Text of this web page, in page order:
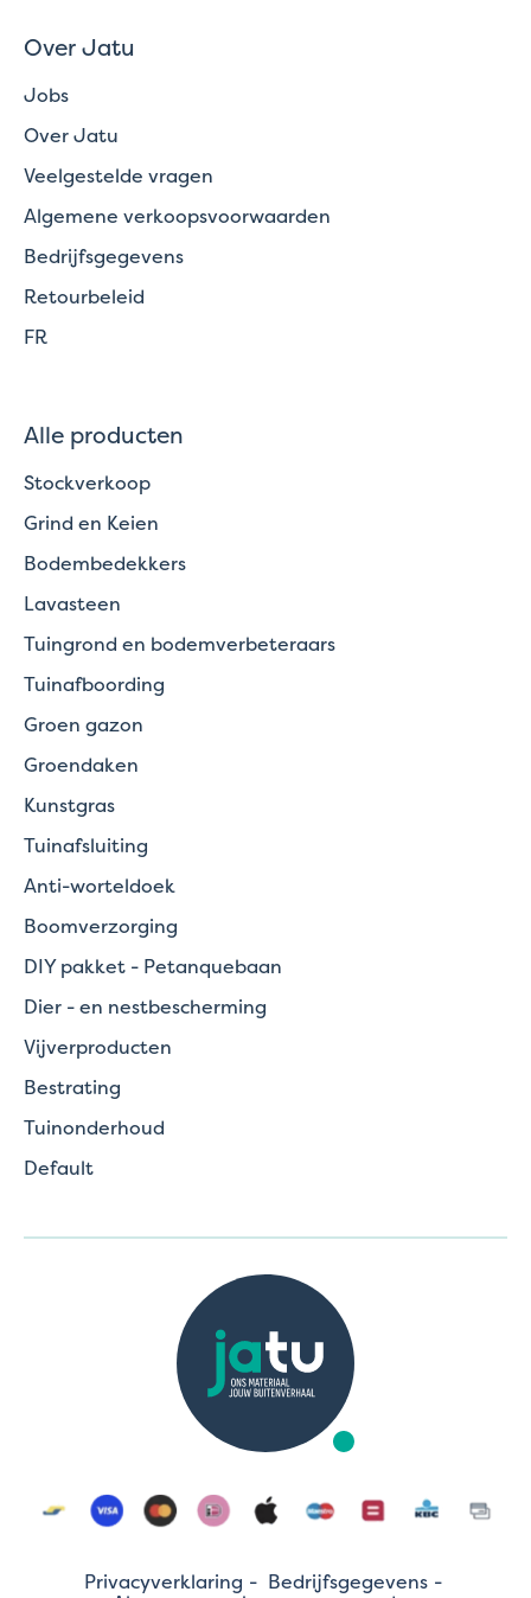
Over Jatu
Jobs
Over Jatu
Veelgestelde vragen
Algemene verkoopsvoorwaarden
Bedrijfsgegevens
Retourbeleid
FR
Alle producten
Stockverkoop
Grind en Keien
Bodembedekkers
Lavasteen
Tuingrond en bodemverbeteraars
Tuinafboording
Groen gazon
Groendaken
Kunstgras
Tuinafsluiting
Anti-worteldoek
Boomverzorging
DIY pakket - Petanquebaan
Dier - en nestbescherming
Vijverproducten
Bestrating
Tuinonderhoud
Default
Privacyverklaring
Bedrijfsgegevens